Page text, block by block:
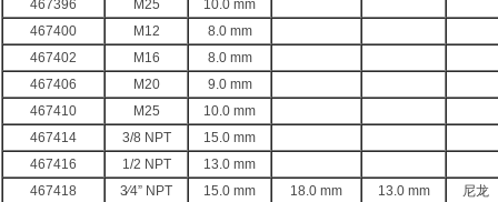
467396
M25
10.0 mm
467400
M12
8.0 mm
467402
M16
8.0 mm
467406
M20
9.0 mm
467410
M25
10.0 mm
467414
3/8 NPT
15.0 mm
467416
1/2 NPT
13.0 mm
467418
3⁄4” NPT 15.0 mm 18.0 mm 13.0 mm
尼龙